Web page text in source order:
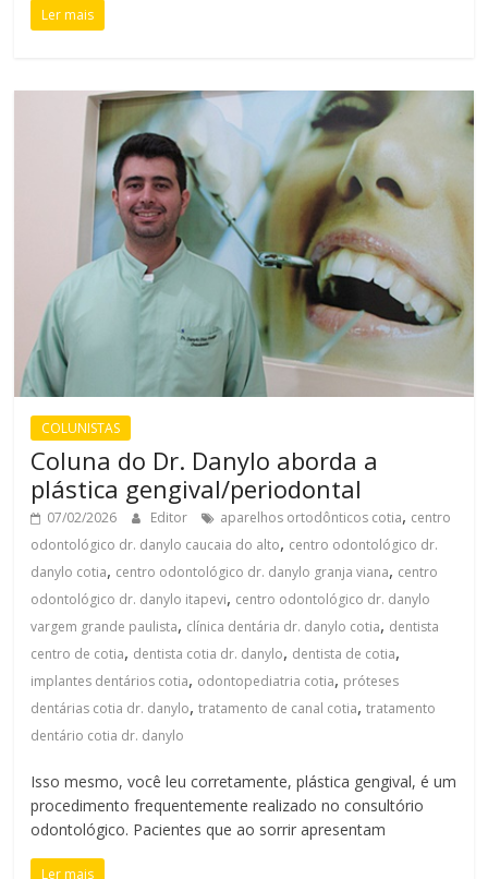
Ler mais
COLUNISTAS
Coluna do Dr. Danylo aborda a
plástica gengival/periodontal
07/02/2026 Editor aparelhos ortodônticos cotia, centro
odontológico dr. danylo caucaia do alto, centro odontológico dr.
danylo cotia, centro odontológico dr. danylo granja viana, centro
odontológico dr. danylo itapevi, centro odontológico dr. danylo
vargem grande paulista, clínica dentária dr. danylo cotia, dentista
centro de cotia, dentista cotia dr. danylo, dentista de cotia,
implantes dentários cotia, odontopediatria cotia, próteses
dentárias cotia dr. danylo,tratamento de canal cotia,tratamento
dentário cotia dr. danylo
Isso mesmo, você leu corretamente, plástica gengival, é um
procedimento frequentemente realizado no consultório
odontológico. Pacientes que ao sorrir apresentam
Ler mais